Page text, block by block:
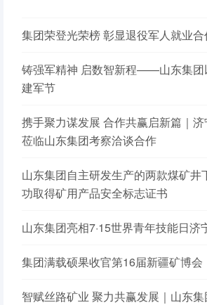
集团荣登光荣榜 彰显退役军人就业合
铸强军精神 启数智新程——山东集团
建军节
携手聚力谋发展 合作共赢启新篇｜
莅临山东集团考察洽谈合作
山东集团自主研发生产的两款煤矿井
功取得矿用产品安全标志证书
山东集团亮相7·15世界青年技能日济
集团满载硕果收官第16届新疆矿博会
智赋丝路矿业 聚力共赢发展｜山东